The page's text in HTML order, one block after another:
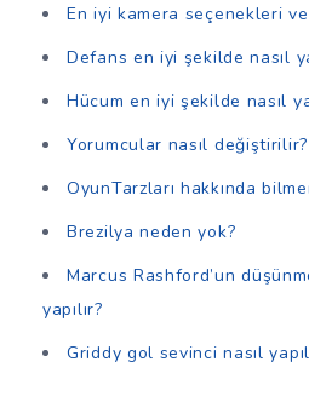
En iyi kamera seçenekleri
Defans en iyi şekilde nasıl
Hücum en iyi şekilde nasıl
Yorumcular nasıl değiştirilir?
OyunTarzları hakkında
Brezilya neden yok?
Marcus Rashford’un
yapılır?
Griddy gol sevinci nasıl